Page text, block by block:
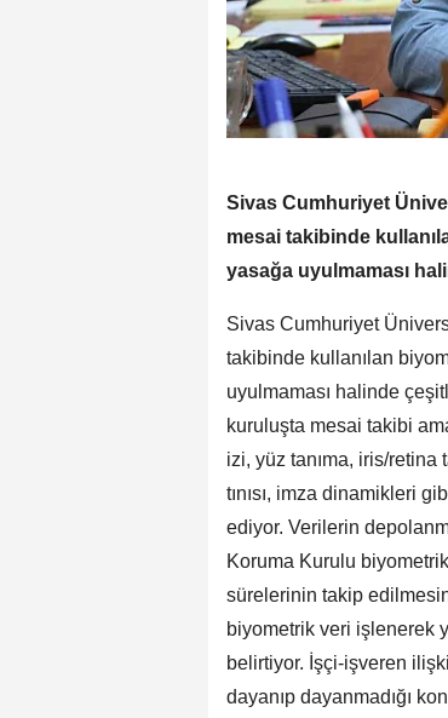
Sivas Cumhuriyet
mesai takibinde
yasağa uyulmaması
Sivas Cumhuriyet
takibinde kullanılan
uyulmaması halinde
kuruluşta mesai takibi
izi, yüz tanıma, iris/retina
tınısı, imza dinamikleri
ediyor. Verilerin
Koruma Kurulu
sürelerinin takip
biyometrik veri işlenerek
belirtiyor. İşçi-işveren
dayanıp dayanmadığı